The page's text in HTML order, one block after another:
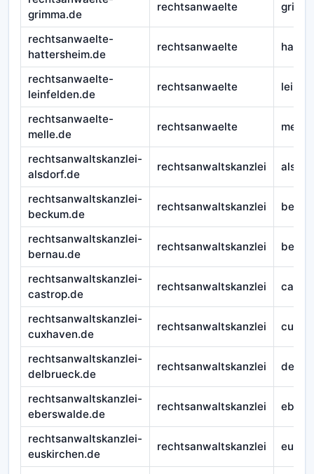
grimma.de
rechtsanwaelte
rechtsanwaelte-
hattersheim.de
rechtsanwaelte
rechtsanwaelte-
leinfelden.de
rechtsanwaelte
rechtsanwaelte-
melle.de
rechtsanwaelte melle
rechtsanwaltskanzlei-
alsdorf.de
rechtsanwaltskanzlei
rechtsanwaltskanzlei-
beckum.de
rechtsanwaltskanzlei
rechtsanwaltskanzlei-
bernau.de
rechtsanwaltskanzlei
rechtsanwaltskanzlei-
castrop.de
rechtsanwaltskanzlei
rechtsanwaltskanzlei-
cuxhaven.de
rechtsanwaltskanzlei
rechtsanwaltskanzlei-
delbrueck.de
rechtsanwaltskanzlei
rechtsanwaltskanzlei-
eberswalde.de
rechtsanwaltskanzlei
rechtsanwaltskanzlei-
euskirchen.de
rechtsanwaltskanzlei